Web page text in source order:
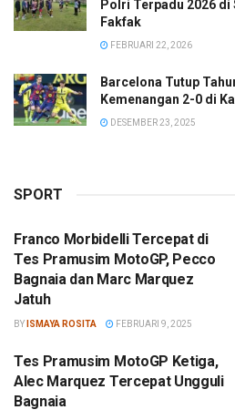
Polri Terpadu 2026
Fakfak
FEBRUARI 22, 2026
Barcelona Tutup
Kemenangan 2-0 di
DESEMBER 23, 2025
SPORT
Franco Morbidelli Tercepat di
Tes Pramusim MotoGP, Pecco
Bagnaia dan Marc Marquez
Jatuh
BY ISMAYA ROSITA FEBRUARI 9, 2025
Tes Pramusim MotoGP Ketiga,
Alec Marquez Tercepat Ungguli
Bagnaia